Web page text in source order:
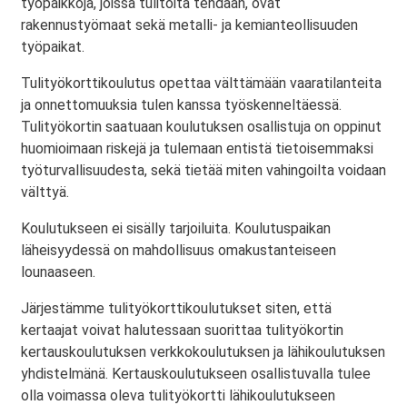
rakennustyömaat sekä metalli- ja kemianteollisuuden
työpaikat.
Tulityökorttikoulutus opettaa välttämään vaaratilanteita
ja onnettomuuksia tulen kanssa työskenneltäessä.
Tulityökortin saatuaan koulutuksen osallistuja on oppinut
huomioimaan riskejä ja tulemaan entistä tietoisemmaksi
työturvallisuudesta, sekä tietää miten vahingoilta voidaan
välttyä.
Koulutukseen ei sisälly tarjoiluita. Koulutuspaikan
läheisyydessä on mahdollisuus omakustanteiseen
lounaaseen.
Järjestämme tulityökorttikoulutukset siten, että
kertaajat voivat halutessaan suorittaa tulityökortin
kertauskoulutuksen verkkokoulutuksen ja lähikoulutuksen
yhdistelmänä. Kertauskoulutukseen osallistuvalla tulee
olla voimassa oleva tulityökortti lähikoulutukseen